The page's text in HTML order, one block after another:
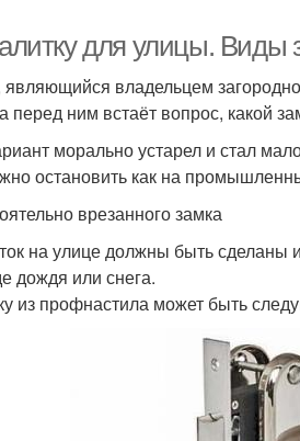
для улицы. Виды
владельцем
перед ним встаёт вопрос, какой
морально устарел и стал
остановить как на
врезанного замка
на улице должны быть
дождя или снега.
из профнастила может быть